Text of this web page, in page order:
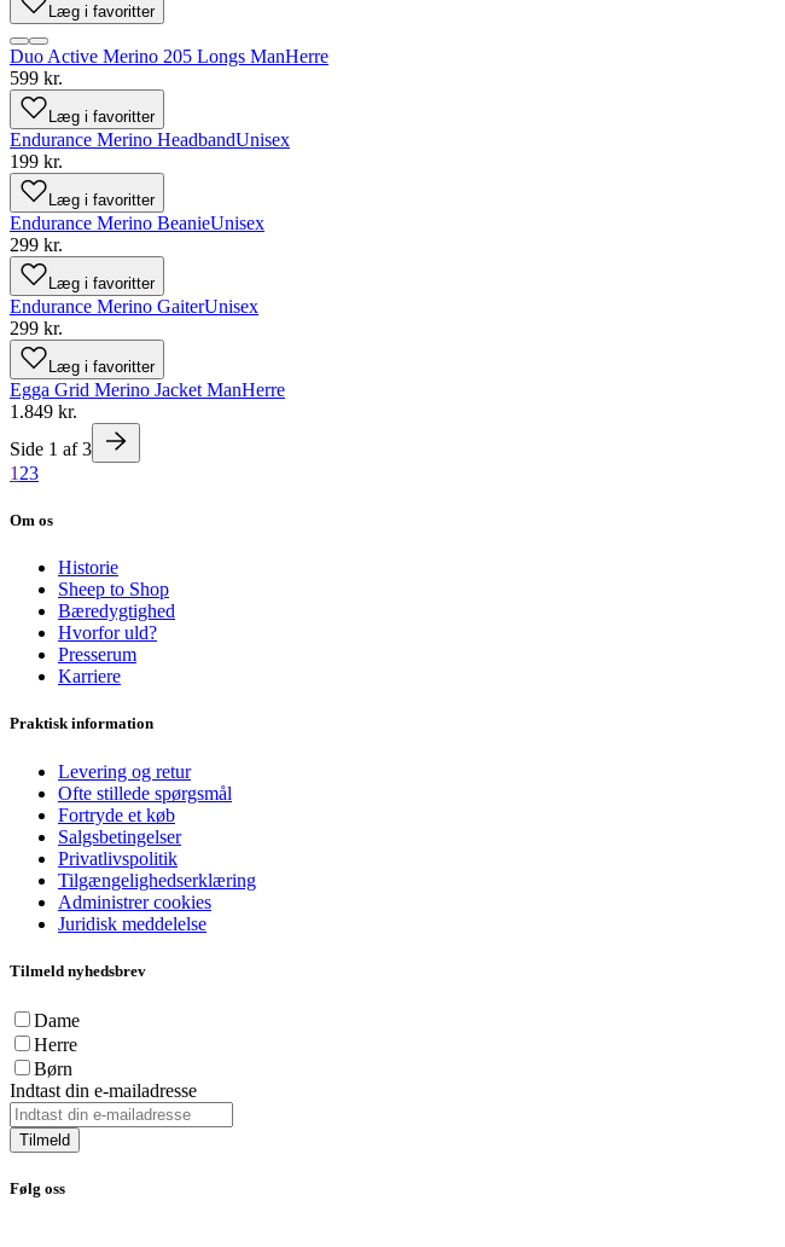
Læg i favoritter
Duo Active Merino 205 Longs ManHerre
599 kr.
Læg i favoritter
Endurance Merino HeadbandUnisex
199 kr.
Læg i favoritter
Endurance Merino BeanieUnisex
299 kr.
Læg i favoritter
Endurance Merino GaiterUnisex
299 kr.
Læg i favoritter
Egga Grid Merino Jacket ManHerre
1.849 kr.
Side 1 af 3
1 23
Om os
Historie
Sheep to Shop
Bæredygtighed
Hvorfor uld?
Presserum
Karriere
Praktisk information
Levering og retur
Ofte stillede spørgsmål
Fortryde et køb
Salgsbetingelser
Privatlivspolitik
Tilgængelighedserklæring
Administrer cookies
Juridisk meddelelse
Tilmeld nyhedsbrev
Dame
Herre
Børn
Indtast din e-mailadresse
Tilmeld
Følg oss